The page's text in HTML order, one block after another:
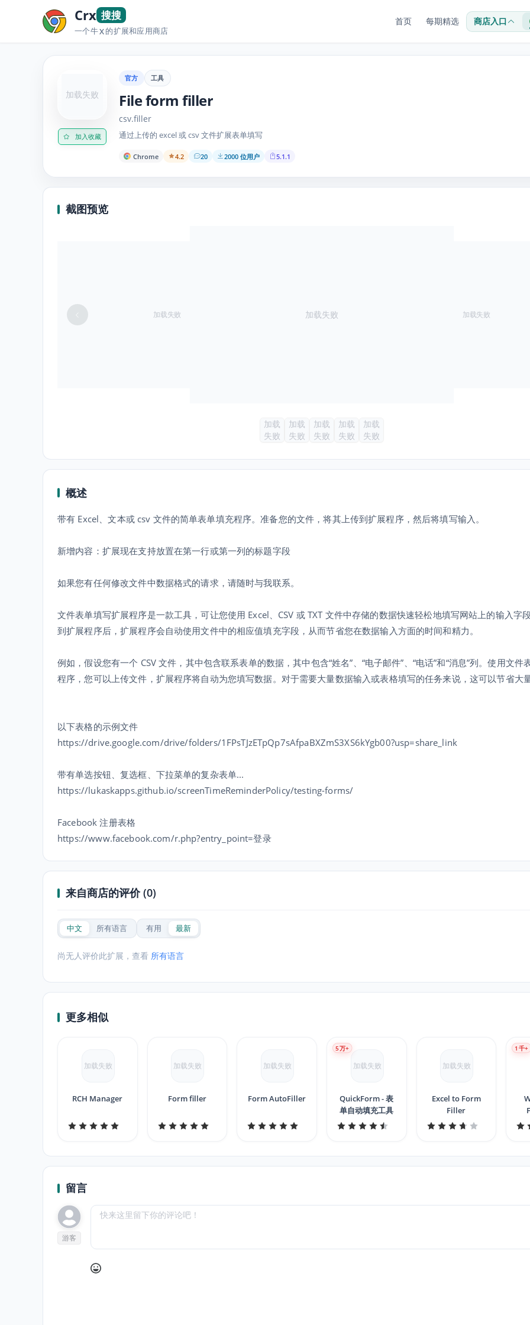
Crx 搜搜
一个牛X的扩展和应用商店
首页 每期精选 商店入口
加载失败
加入收藏
官方 工具
File form filler
csv.filler
通过上传的 excel 或 csv 文件扩展表单填写
Chrome 4.2 20 2000 位用户 5.1.1
截图预览
加载失败 加载失败 加载失败
加载
失败
加载
失败
加载
失败
加载
失败
加载
失败
概述
带有 Excel、文本或 csv 文件的简单表单填充程序。准备您的文件，将其上传到扩展程序，然后将填写输入。
新增内容：扩展现在支持放置在第一行或第一列的标题字段
如果您有任何修改文件中数据格式的请求，请随时与我联系。
文件表单填写扩展程序是一款工具，可让您使用 Excel、CSV 或 TXT 文件中存储的数据快速轻松地填写网站上的输入字
到扩展程序后，扩展程序会自动使用文件中的相应值填充字段，从而节省您在数据输入方面的时间和精力。
例如，假设您有一个 CSV 文件，其中包含联系表单的数据，其中包含“姓名”、“电子邮件”、“电话”和“消息”列。使用文件
程序，您可以上传文件，扩展程序将自动为您填写数据。对于需要大量数据输入或表格填写的任务来说，这可以节省大
以下表格的示例文件
https://drive.google.com/drive/folders/1FPsTJzETpQp7sAfpaBXZmS3XS6kYgb00?usp=share_link
带有单选按钮、复选框、下拉菜单的复杂表单...
https://lukaskapps.github.io/screenTimeReminderPolicy/testing-forms/
Facebook 注册表格
https://www.facebook.com/r.php?entry_point=登录
来自商店的评价 (0)
中文 所有语言 有用 最新
尚无人评价此扩展，查看 所有语言
更多相似
加载失败
RCH Manager
加载失败
Form filler
加载失败
Form AutoFiller
加载失败
QuickForm - 表
单自动填充工具
5万+
加载失败
Excel to Form
Filler
1 千+
留言
游客